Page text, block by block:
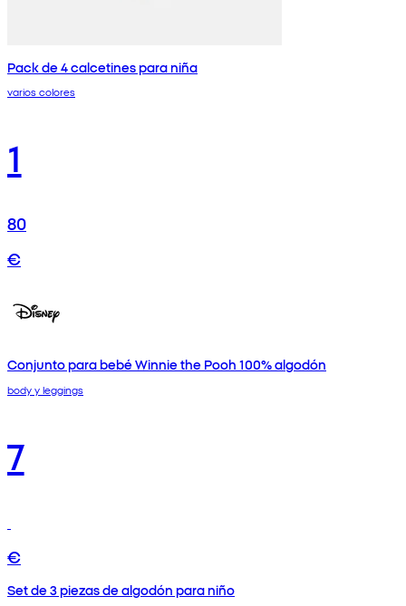
Pack de 4 calcetines para niña
varios colores
1
80
€
Conjunto para bebé Winnie the Pooh 100% algodón
body y leggings
7
€
Set de 3 piezas de algodón para niño